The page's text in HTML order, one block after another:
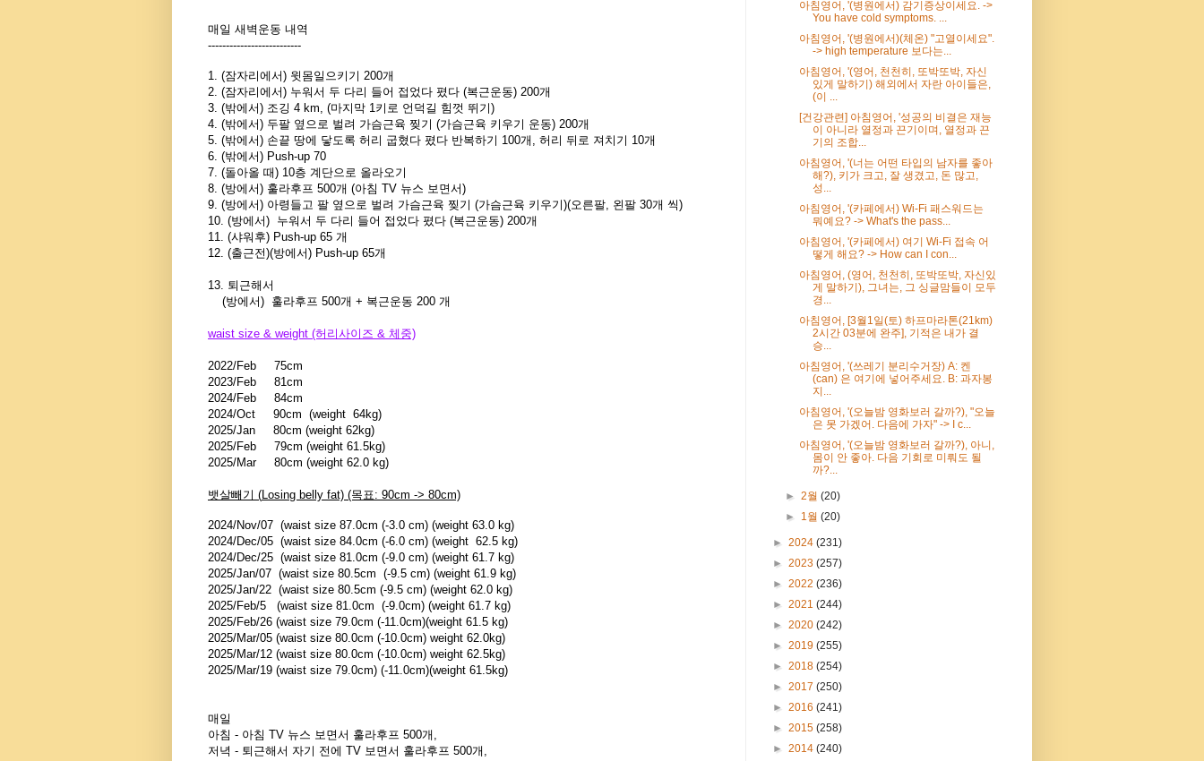
매일 새벽운동 내역
--------------------------
1. (잠자리에서) 윗몸일으키기 200개
2. (잠자리에서) 누워서 두 다리 들어 접었다 폈다 (복근운동) 200개
3. (밖에서) 조깅 4 km, (마지막 1키로 언덕길 힘껏 뛰기)
4. (밖에서) 두팔 옆으로 벌려 가슴근육 찢기 (가슴근육 키우기 운동) 200개
5. (밖에서) 손끝 땅에 닿도록 허리 굽혔다 폈다 반복하기 100개, 허리 뒤로 져치기 10개
6. (밖에서) Push-up 70
7. (돌아올 때) 10층 계단으로 올라오기
8. (방에서) 훌라후프 500개 (아침 TV 뉴스 보면서)
9. (방에서) 아령들고 팔 옆으로 벌려 가슴근육 찢기 (가슴근육 키우기)(오른팔, 왼팔 30개 씩)
10. (방에서) 누워서 두 다리 들어 접었다 폈다 (복근운동) 200개
11. (샤워후) Push-up 65 개
12. (출근전)(방에서) Push-up 65개
13. 퇴근해서
(방에서) 훌라후프 500개 + 복근운동 200 개
waist size & weight (허리사이즈 & 체중)
2022/Feb
75cm
2023/Feb
81cm
2024/Feb
84cm
2024/Oct
90cm (weight 64kg)
2025/Jan 80cm (weight 62kg)
2025/Feb 79cm (weight 61.5kg)
2025/Mar 80cm (weight 62.0 kg)
뱃살빼기 ( Losing belly fat) (목표: 90cm -> 80cm)
2024/Nov/07 (waist size 87.0cm (-3.0 cm) (weight 63.0 kg)
2024/Dec/05 (waist size 84.0cm (-6.0 cm) (weight 62.5 kg)
2024/Dec/25 (waist size 81.0cm (-9.0 cm) (weight 61.7 kg)
2025/Jan/07 (waist size 80.5cm (-9.5 cm) (weight 61.9 kg)
2025/Jan/22 (waist size 80.5cm (-9.5 cm) (weight 62.0 kg)
2025/Feb/5 (waist size 81.0cm (-9.0cm) (weight 61.7 kg)
2025/Feb/26 (waist size 79.0cm (-11.0cm)(weight 61.5 kg)
2025/Mar/05 (waist size 80.0cm (-10.0cm) weight 62.0kg)
2025/Mar/12 (waist size 80.0cm (-10.0cm) weight 62.5kg)
2025/Mar/19 (waist size 79.0cm) (-11.0cm)(weight 61.5kg)
매일
아침 - 아침 TV 뉴스 보면서 훌라후프 500개,
저녁 - 퇴근해서 자기 전에 TV 보면서 훌라후프 500개,
아침영어, '(병원에서) 감기증상이세요. ->
You have cold symptoms. ...
아침영어, '(병원에서)(체온) "고열이세요".
-> high temperature 보다는...
아침영어, '(영어, 천천히, 또박또박, 자신
있게 말하기) 해외에서 자란 아이들은,
(이 ...
[건강관련] 아침영어, '성공의 비결은 재능
이 아니라 열정과 끈기이며, 열정과 끈
기의 조합...
아침영어, '(너는 어떤 타입의 남자를 좋아
해?), 키가 크고, 잘 생겼고, 돈 많고,
성...
아침영어, '(카페에서) Wi-Fi 패스워드는
뭐예요? -> What's the pass...
아침영어, '(카페에서) 여기 Wi-Fi 접속 어
떻게 해요? -> How can I con...
아침영어, (영어, 천천히, 또박또박, 자신있
게 말하기), 그녀는, 그 싱글맘들이 모두
경...
아침영어, [3월1일(토) 하프마라톤(21km)
2시간 03분에 완주], 기적은 내가 결
승...
아침영어, '(쓰레기 분리수거장) A: 켄
(can) 은 여기에 넣어주세요. B: 과자봉
지...
아침영어, '(오늘밤 영화보러 갈까?), "오늘
은 못 가겠어. 다음에 가자" -> I c...
아침영어, '(오늘밤 영화보러 갈까?), 아니,
몸이 안 좋아. 다음 기회로 미뤄도 될
까?...
►2월(20)
► 1월(20)
► 2024 (231)
► 2023 (257)
► 2022 (236)
► 2021 (244)
► 2020 (242)
► 2019 (255)
► 2018 (254)
► 2017 (250)
► 2016 (241)
► 2015 (258)
► 2014 (240)